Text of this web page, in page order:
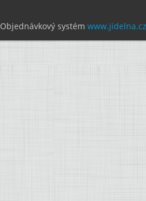
Objednávkový systém www.jidelna.cz